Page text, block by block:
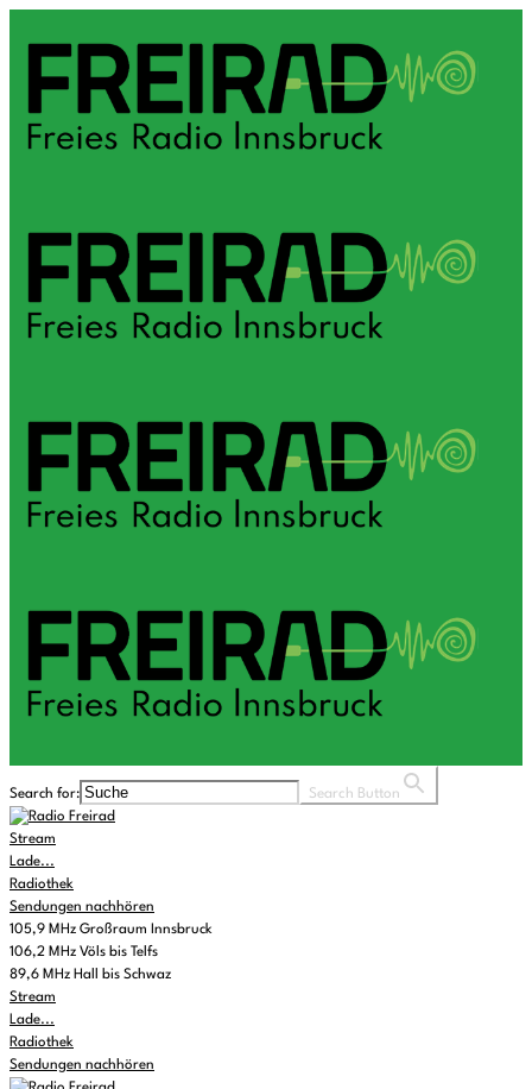
Search for: Search Button
Stream
Lade...
Radiothek
Sendungen nachhören
105,9 MHz Großraum Innsbruck
106,2 MHz Völs bis Telfs
89,6 MHz Hall bis Schwaz
Stream
Lade...
Radiothek
Sendungen nachhören